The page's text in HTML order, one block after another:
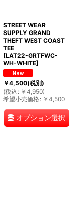
STREET WEAR
SUPPLY GRAND
THEFT WEST COAST
TEE
[LAT22-GRTFWC-
WH-WHITE]
￥4,500(税別)
(税込 : ￥ 4,950)
希望小売価格: ￥ 4,500
オプション選択